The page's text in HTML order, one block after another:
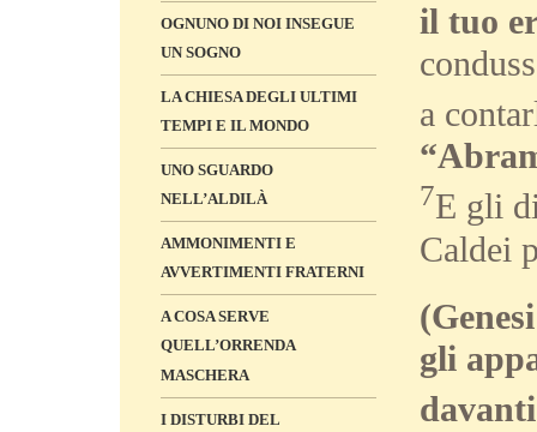
OGNUNO DI NOI INSEGUE
UN SOGNO
LA CHIESA DEGLI ULTIMI
TEMPI E IL MONDO
UNO SGUARDO
NELL’ALDILÀ
AMMONIMENTI E
AVVERTIMENTI FRATERNI
A COSA SERVE
QUELL’ORRENDA
MASCHERA
I DISTURBI DEL
il tuo
a
7E gli
Caldei
gli